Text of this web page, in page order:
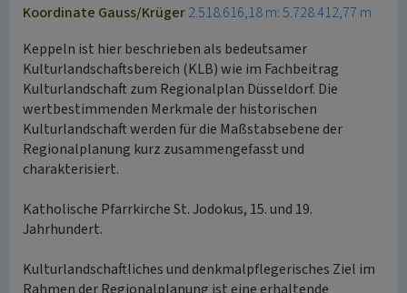
Koordinate Gauss/Krüger2.518.616,18 m: 5.728.412,77 m
Keppeln ist hier beschrieben als bedeutsamer
Kulturlandschaftsbereich (KLB) wie im Fachbeitrag
Kulturlandschaft zum Regionalplan Düsseldorf. Die
wertbestimmenden Merkmale der historischen
Kulturlandschaft werden für die Maßstabsebene der
Regionalplanung kurz zusammengefasst und
charakterisiert.
Katholische Pfarrkirche St. Jodokus, 15. und 19.
Jahrhundert.
Kulturlandschaftliches und denkmalpflegerisches Ziel im